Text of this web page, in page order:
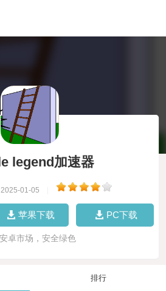
legend加速器
01-05
苹果下载 PC下载
安卓市场，安全绿色
排行